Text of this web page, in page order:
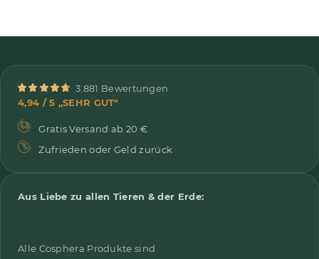
3.881 Bewertungen
4,94 / 5 „SEHR GUT"
Gratis Versand ab 20 €
Zufrieden oder Geld zurück
Aus Liebe zu allen Tieren & der Erde:
Alle Cosphera Produkte sind